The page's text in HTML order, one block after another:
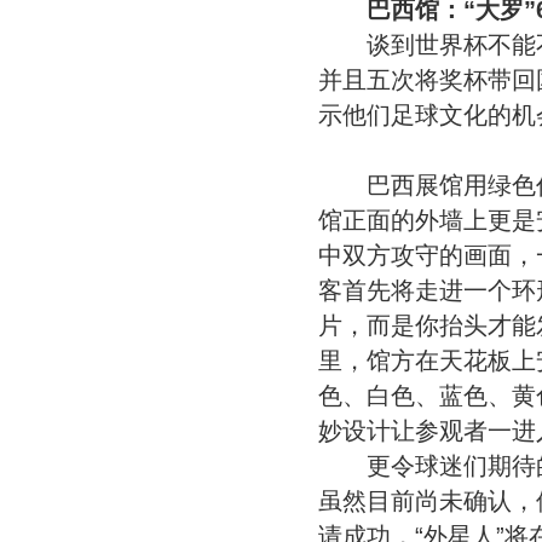
巴西馆：“大罗
谈到世界杯不能不
并且五次将奖杯带
示他们足球文化的机
巴西展馆用绿色
馆正面的外墙上更
中双方攻守的画面
客首先将走进一个
片，而是你抬头才
里，馆方在天花板
色、白色、蓝色、
妙设计让参观者一
更令球迷们期待
虽然目前尚未确认
请成功，“外星人”